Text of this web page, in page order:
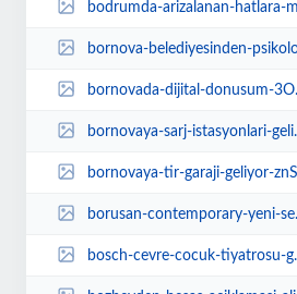
bodrumda-arizalanan-hatlara-mudahale-suruyor-GdFwbIcq.jpg
bornova-belediyesinden-psikolojik-danismanlik-hizmeti-
bornovada-dijital-donusum-3OzAvPzn.jpg
bornovaya-sarj-istasyonlari-geliyor-Ta4uqZ5V.jpg
bornovaya-tir-garaji-geliyor-znS2yr8Z.jpg
borusan-contemporary-yeni-sezonda-sanatseverleri-doug-aitken-ile-bulusturmaya...
bosch-cevre-cocuk-tiyatrosu-goztepe-ozgurluk-parkinda-dunya-bizim-evimiz-diye...